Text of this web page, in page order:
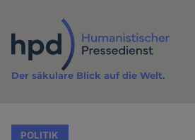
Inhalt
Der säkulare Blick auf die Welt.
POLITIK